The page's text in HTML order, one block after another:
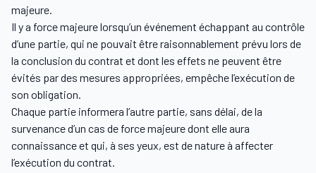
majeure.
Il y a force majeure lorsqu’un événement échappant au contrôle
d’une partie, qui ne pouvait être raisonnablement prévu lors de
la conclusion du contrat et dont les effets ne peuvent être
évités par des mesures appropriées, empêche l’exécution de
son obligation.
Chaque partie informera l’autre partie, sans délai, de la
survenance d’un cas de force majeure dont elle aura
connaissance et qui, à ses yeux, est de nature à affecter
l’exécution du contrat.